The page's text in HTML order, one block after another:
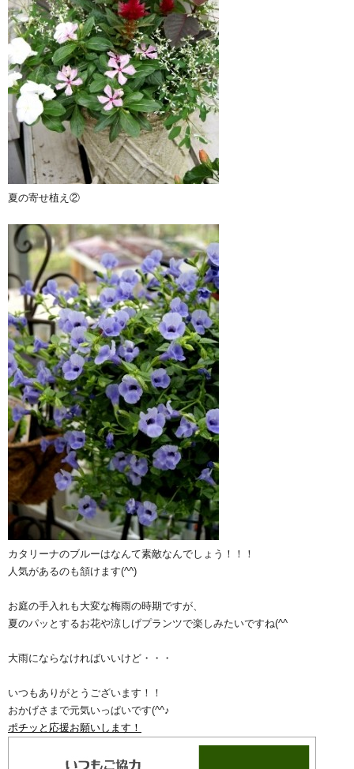
夏の寄せ植え②
カタリーナのブルーはなんて素敵なんでしょう！！！
人気があるのも頷けます(^^)
お庭の手入れも大変な梅雨の時期ですが、
夏のパッとするお花や涼しげプランツで楽しみたいですね(^^ゞ
大雨にならなければいいけど・・・
いつもありがとうございます！！
おかげさまで元気いっぱいです(^^♪
ポチッと応援お願いします！